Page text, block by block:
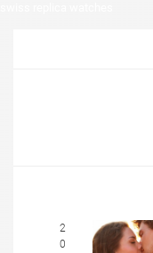
2
0